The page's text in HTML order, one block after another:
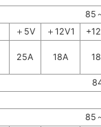
85
＋5V ＋12V1
25A 18A
85